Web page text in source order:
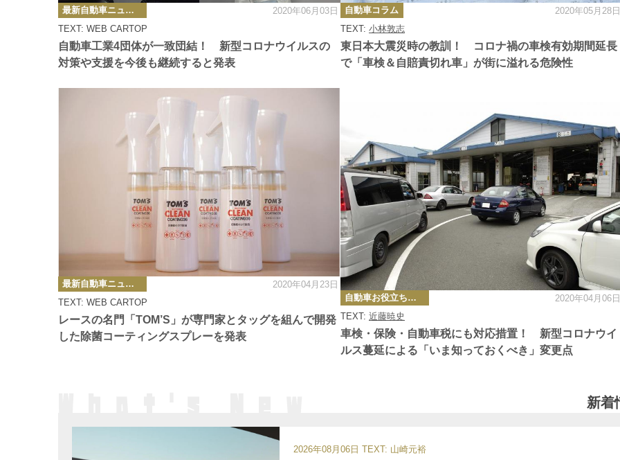
自動車工業4団体が一致団結！ 新型コロナウイルスの
対策や支援を今後も継続すると発表
TEXT: WEB CARTOP
カ
テ
ゴ
リ
ー
最新自動車ニュース 2020年06月03日
東日本大震災時の教訓！ コロナ禍の車検有効期間延長
で「車検＆自賠責切れ車」が街に溢れる危険性
TEXT: 小林敦志
カ
テ
ゴ
リ
ー
自動車コラム 2020年05月28日
レースの名門「TOM’S」が専門家とタッグを組んで開発
した除菌コーティングスプレーを発表
TEXT: WEB CARTOP
カ
テ
ゴ
リ
ー
最新自動車ニュース 2020年04月23日
車検・保険・自動車税にも対応措置！ 新型コロナウイ
ルス蔓延による「いま知っておくべき」変更点
TEXT: 近藤暁史
カ
テ
ゴ
リ
ー
自動車お役立ち情報 2020年04月06日
新着
2026年08月06日 TEXT: 山崎元裕